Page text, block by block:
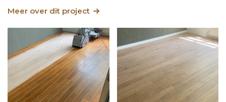
Meer over dit project